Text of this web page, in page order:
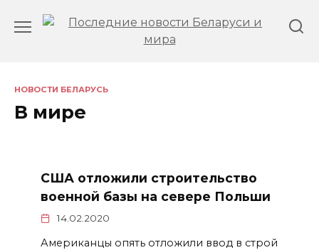
НОВОСТИ БЕЛАРУСЬ
В мире
США отложили строительство
военной базы на севере Польши
14.02.2020
Американцы опять отложили ввод в строй